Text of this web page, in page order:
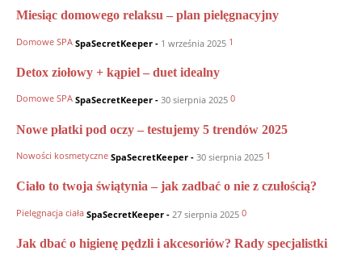
Miesiąc domowego relaksu – plan pielęgnacyjny
Domowe SPA SpaSecretKeeper - 1 września 2025 1
Detox ziołowy + kąpiel – duet idealny
Domowe SPA SpaSecretKeeper - 30 sierpnia 2025 0
Nowe płatki pod oczy – testujemy 5 trendów 2025
Nowości kosmetyczne SpaSecretKeeper - 30 sierpnia 2025 1
Ciało to twoja świątynia – jak zadbać o nie z czułością?
Pielęgnacja ciała SpaSecretKeeper - 27 sierpnia 2025 0
Jak dbać o higienę pędzli i akcesoriów? Rady specjalistki